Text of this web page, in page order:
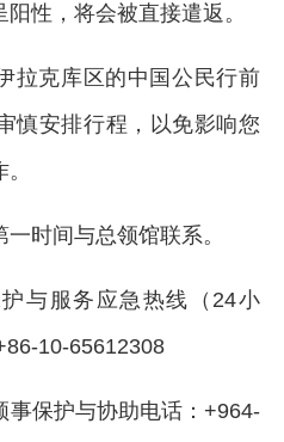
性，将会被直接遣返。
拉克库区的中国公民行前
慎安排行程，以免影响您
时间与总领馆联系。
与服务应急热线（24小
10-65612308
事保护与协助电话：+964-